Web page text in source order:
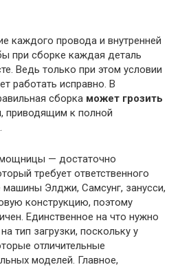
каждого провода и внутренней
при сборке каждая деталь
Ведь только при этом условии
работать исправно. В
сборка может грозить
, приводящим к полной
— достаточно
требует ответственного
Элджи, Самсунг, занусси,
конструкцию, поэтому
Единственное на что нужно
тип загрузки, поскольку у
отличительные
моделей. Главное,